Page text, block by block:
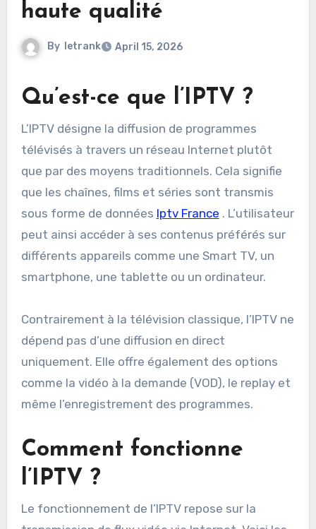
haute qualité
By letrank April 15, 2026
Qu’est-ce que l’IPTV ?
L’IPTV désigne la diffusion de programmes
télévisés à travers un réseau Internet plutôt
que par des moyens traditionnels. Cela signifie
que les chaînes, films et séries sont transmis
sous forme de données Iptv France . L’utilisateur
peut ainsi accéder à ses contenus préférés sur
différents appareils comme une Smart TV, un
smartphone, une tablette ou un ordinateur.
Contrairement à la télévision classique, l’IPTV ne
dépend pas d’une diffusion en direct
uniquement. Elle offre également des options
comme la vidéo à la demande (VOD), le replay et
même l’enregistrement des programmes.
Comment fonctionne
l’IPTV ?
Le fonctionnement de l’IPTV repose sur la